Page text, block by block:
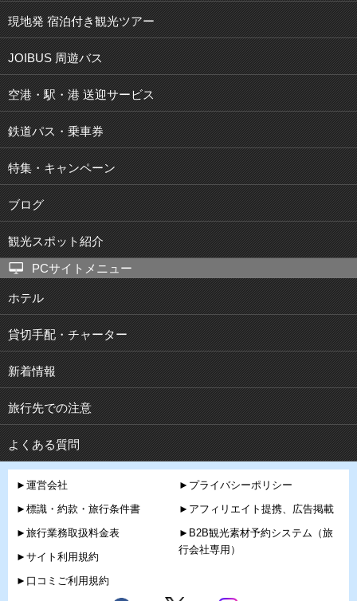
現地発 宿泊付き観光ツアー
JOIBUS 周遊バス
空港・駅・港 送迎サービス
鉄道パス・乗車券
特集・キャンペーン
ブログ
観光スポット紹介
PCサイトメニュー
ホテル
貸切手配・チャーター
新着情報
旅行先での注意
よくある質問
►運営会社
►標識・約款・旅行条件書
►旅行業務取扱料金表
►サイト利用規約
►口コミご利用規約
►プライバシーポリシー
►アフィリエイト提携、広告掲載
►B2B観光素材予約システム（旅
行会社専用）